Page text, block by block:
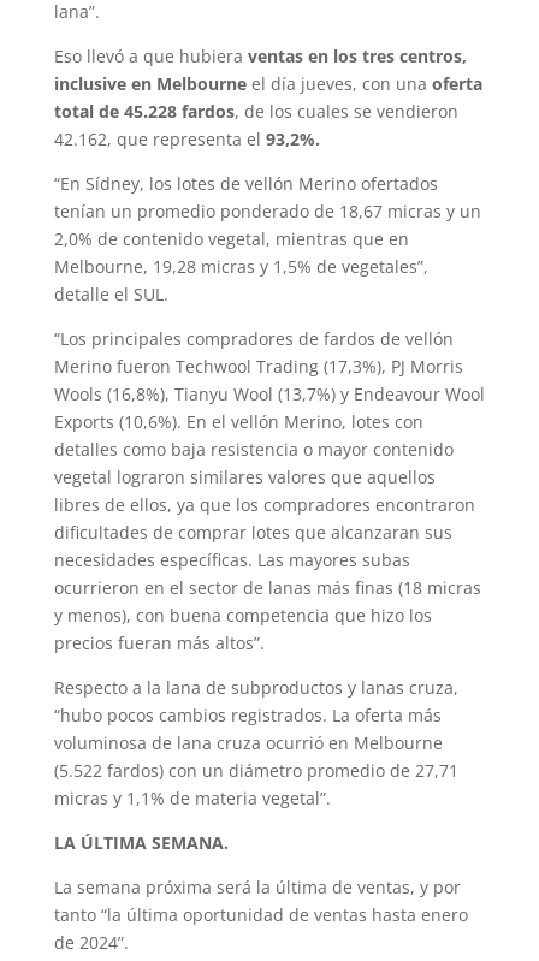
lana”.
Eso llevó a que hubiera ventas en los tres centros,
inclusive en Melbourneel día jueves, con una oferta
total de 45.228 fardos, de los cuales se vendieron
42.162, que representa el 93,2%.
“En Sídney, los lotes de vellón Merino ofertados
tenían un promedio ponderado de 18,67 micras y un
2,0% de contenido vegetal, mientras que en
Melbourne, 19,28 micras y 1,5% de vegetales”,
detalle el SUL.
“Los principales compradores de fardos de vellón
Merino fueron Techwool Trading (17,3%), PJ Morris
Wools (16,8%), Tianyu Wool (13,7%) y Endeavour Wool
Exports (10,6%). En el vellón Merino, lotes con
detalles como baja resistencia o mayor contenido
vegetal lograron similares valores que aquellos
libres de ellos, ya que los compradores encontraron
dificultades de comprar lotes que alcanzaran sus
necesidades específicas. Las mayores subas
ocurrieron en el sector de lanas más finas (18 micras
y menos), con buena competencia que hizo los
precios fueran más altos”.
Respecto a la lana de subproductos y lanas cruza,
“hubo pocos cambios registrados. La oferta más
voluminosa de lana cruza ocurrió en Melbourne
(5.522 fardos) con un diámetro promedio de 27,71
micras y 1,1% de materia vegetal”.
LA ÚLTIMA SEMANA.
La semana próxima será la última de ventas, y por
tanto “la última oportunidad de ventas hasta enero
de 2024”.